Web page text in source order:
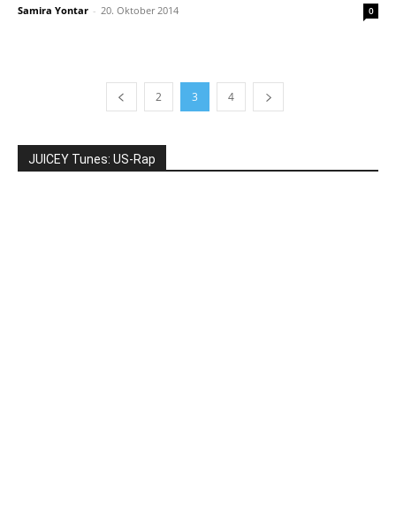
Samira Yontar - 20. Oktober 2014 0
2 3 4
JUICEY Tunes: US-Rap